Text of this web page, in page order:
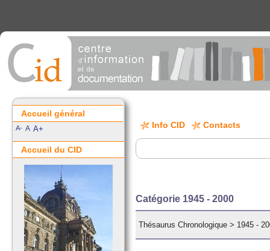
Info CID Contacts
Catégorie 1945 - 2000
Thésaurus Chronologique > 1945 -
Accueil général
A- A A+
Accueil du CID